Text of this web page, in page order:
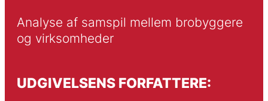
Analyse af samspil mellem brobyggere
og virksomheder
UDGIVELSENS FORFATTERE: